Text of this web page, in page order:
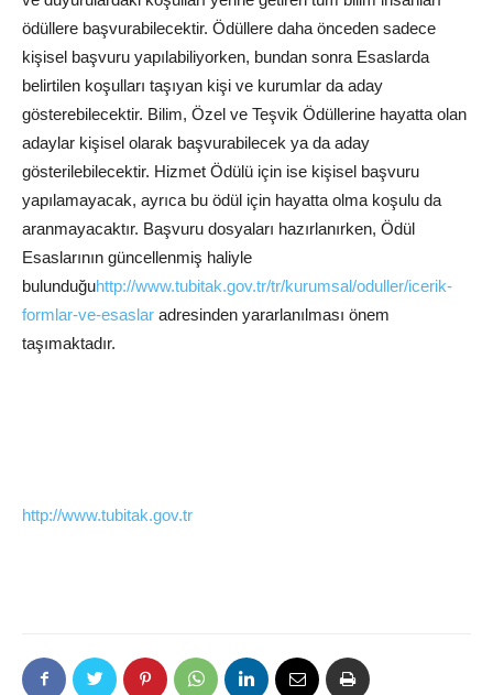
ödüllere başvurabilecektir. Ödüllere daha önceden sadece
kişisel başvuru yapılabiliyorken, bundan sonra Esaslarda
belirtilen koşulları taşıyan kişi ve kurumlar da aday
gösterebilecektir. Bilim, Özel ve Teşvik Ödüllerine hayatta olan
adaylar kişisel olarak başvurabilecek ya da aday
gösterilebilecektir. Hizmet Ödülü için ise kişisel başvuru
yapılamayacak, ayrıca bu ödül için hayatta olma koşulu da
aranmayacaktır. Başvuru dosyaları hazırlanırken, Ödül
Esaslarının güncellenmiş haliyle
bulunduğuhttp://www.tubitak.gov.tr/tr/kurumsal/oduller/icerik-
formlar-ve-esaslar adresinden yararlanılması önem
taşımaktadır.
http://www.tubitak.gov.tr